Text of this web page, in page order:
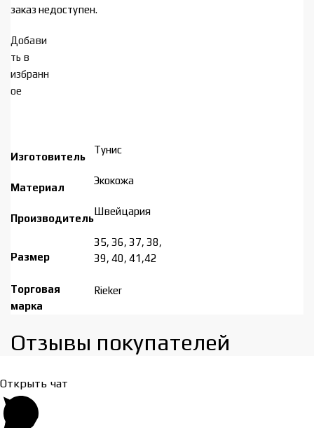
заказ недоступен.
Добави
ть в
избранн
ое
Изготовитель
Тунис
Материал
Экокожа
Производитель
Швейцария
Размер
35, 36, 37, 38,
39, 40, 41,42
Торговая
марка
Rieker
Отзывы покупателей​
Открыть чат